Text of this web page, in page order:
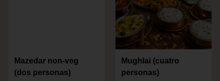
Mazedar non-veg
(dos personas)
Mughlai (cuatro
personas)